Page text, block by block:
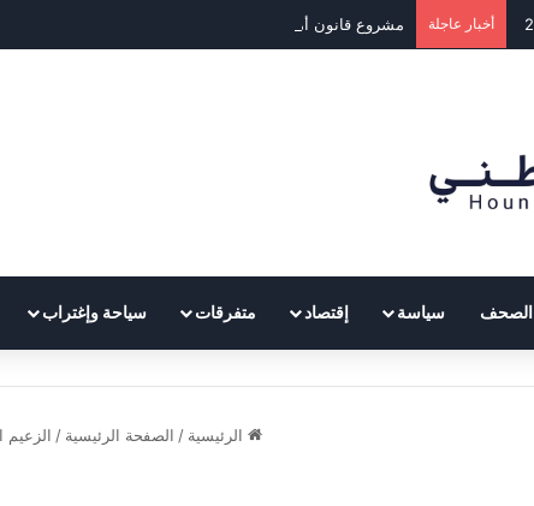
أخبار عاجلة مشروع قانون أميركي لدعم لبنان ونزع سلاح “الحزب”: عقوبات وتمويل يصل
الصحف سياسة إقتصاد متفرقات سياحة وإغتراب
الرئيسية / الصفحة الرئيسية / الزعيم